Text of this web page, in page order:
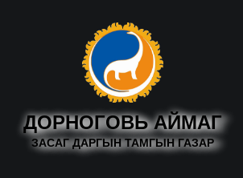
ДОРНОГОВЬ АЙМАГ
ЗАСАГ ДАРГЫН ТАМГЫН ГАЗАР